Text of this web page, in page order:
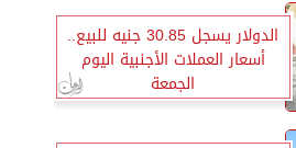
الدولار يسجل 30.85 جنيه للبيع..
أسعار العملات الأجنبية اليوم
الجمعة